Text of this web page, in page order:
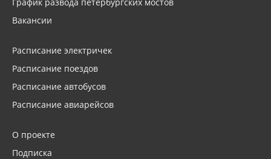
Вакансии
Расписание электричек
Расписание поездов
Расписание автобусов
Расписание авиарейсов
О проекте
Подписка